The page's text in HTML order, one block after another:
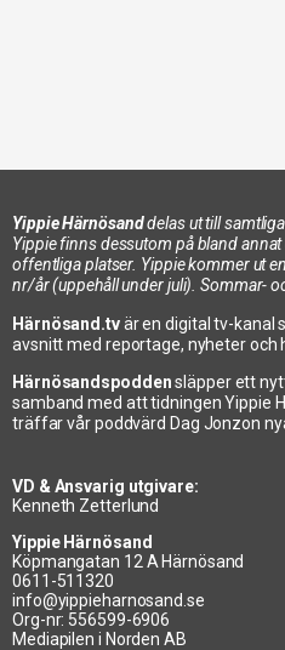
Yippie Härnösanddelas ut till
Yippie finns dessutom på bland
offentliga platser. Yippie kommer ut
nr/år (uppehåll under juli). Sommar-
Härnösand.tvär en digital tv-kanal
avsnitt med reportage, nyheter och
Härnösandspoddensläpper ett
samband med att tidningen Yippie
träffar vår poddvärd Dag Jonzon
VD & Ansvarig utgivare:
Kenneth Zetterlund
Yippie Härnösand
Köpmangatan 12 A Härnösand
0611-511320
info@yippieharnosand.se
Org-nr: 556599-6906
Mediapilen i Norden AB